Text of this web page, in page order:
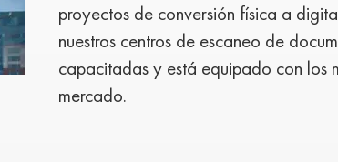
proyectos de conversión física a
nuestros centros de escaneo de
capacitadas y está equipado con los
mercado.